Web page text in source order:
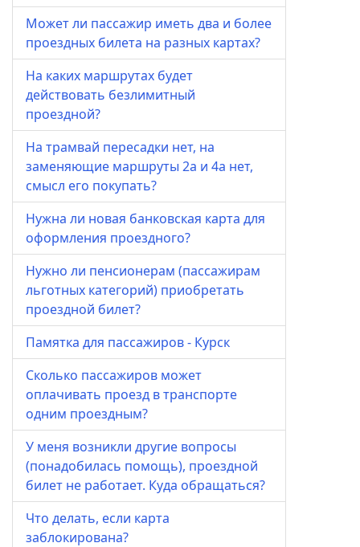
Может ли пассажир иметь два и более
проездных билета на разных картах?
На каких маршрутах будет
действовать безлимитный
проездной?
На трамвай пересадки нет, на
заменяющие маршруты 2а и 4а нет,
смысл его покупать?
Нужна ли новая банковская карта для
оформления проездного?
Нужно ли пенсионерам (пассажирам
льготных категорий) приобретать
проездной билет?
Памятка для пассажиров - Курск
Сколько пассажиров может
оплачивать проезд в транспорте
одним проездным?
У меня возникли другие вопросы
(понадобилась помощь), проездной
билет не работает. Куда обращаться?
Что делать, если карта
заблокирована?